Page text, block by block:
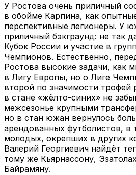
У Ростова очень приличный
в обойме Карпина, как
перспективные легионеры. У
приличный бэкграунд: не так
Кубок России и участие в
Чемпионов. Естественно,
Ростова высокие задачи, как
в Лигу Европы, но о Лиге
второй по значимости трофей
в стане «жёлто-синих» не
межсезонье крупными
но в стан южан вернулось
арендованных футболистов, в
молодых, окрепших в других
Валерий Георгиевич найдёт
тому же Кьярнассону,
Байрамяну.